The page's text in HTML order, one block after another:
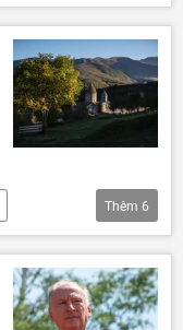
Thêm 6